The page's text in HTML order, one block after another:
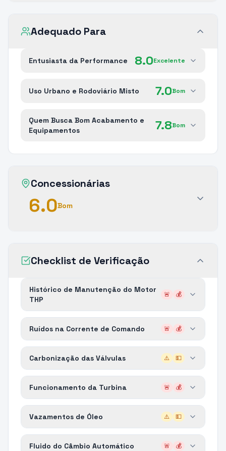
Adequado Para
Entusiasta da Performance 8.0Excelente
Uso Urbano e Rodoviário Misto 7.0Bom
Quem Busca Bom Acabamento e
Equipamentos
7.8Bom
Concessionárias
6.0Bom
Checklist de Verificação
Histórico de Manutenção do Motor
THP
🚨 💰
Ruídos na Corrente de Comando 🚨 💰
Carbonização das Válvulas ⚠️ 💵
Funcionamento da Turbina 🚨 💰
Vazamentos de Óleo ⚠️ 💵
Fluido do Câmbio Automático 🚨 💰